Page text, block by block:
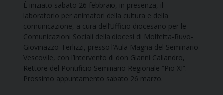
È iniziato sabato 26 febbraio, in presenza, il
laboratorio per animatori della cultura e della
comunicazione, a cura dell’Ufficio diocesano per le
Comunicazioni Sociali della diocesi di Molfetta-Ruvo-
Giovinazzo-Terlizzi, presso l’Aula Magna del Seminario
Vescovile, con l’intervento di don Gianni Caliandro,
Rettore del Pontificio Seminario Regionale “Pio XI”.
Prossimo appuntamento sabato 26 marzo.